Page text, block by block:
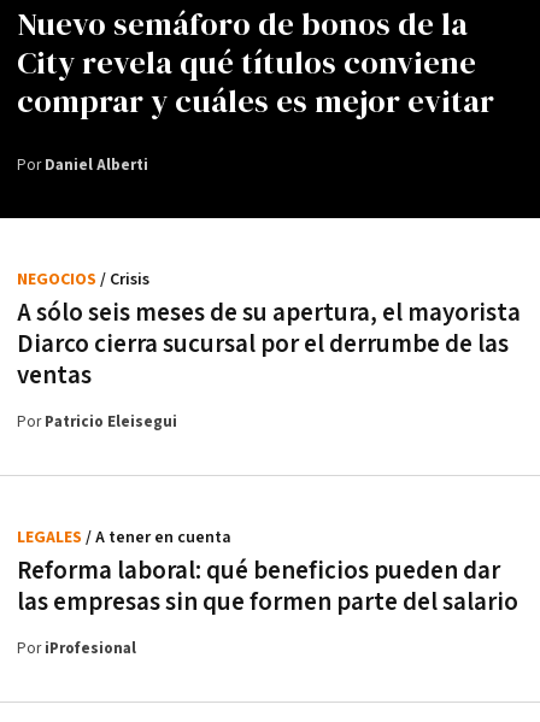
Nuevo semáforo de bonos de la
City revela qué títulos conviene
comprar y cuáles es mejor evitar
PorDaniel Alberti
A sólo seis meses de su apertura, el mayorista
Diarco cierra sucursal por el derrumbe de las
ventas
NEGOCIOS / Crisis
PorPatricio Eleisegui
Reforma laboral: qué beneficios pueden dar
las empresas sin que formen parte del salario
LEGALES / A tener en cuenta
PoriProfesional